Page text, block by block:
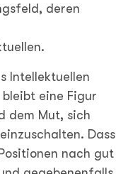
deren
Intellektuellen
eine Figur
dem Mut, sich
Dass
nach gut